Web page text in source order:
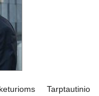
Tarptautinio